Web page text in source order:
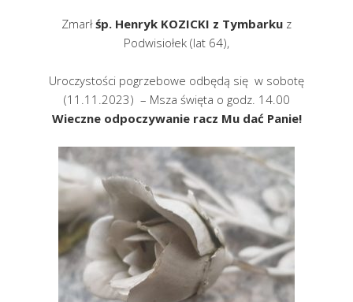
Zmarłśp. Henryk KOZICKI z Tymbarku z
Podwisiołek (lat 64),
Uroczystości pogrzebowe odbędą się w sobotę
(11.11.2023) – Msza święta o godz. 14.00
Wieczne odpoczywanie racz Mu dać Panie!